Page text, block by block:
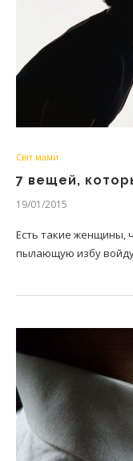
Світ мами
7 вещей,
19/01/2015
Есть такие женщины,
пылающую избу